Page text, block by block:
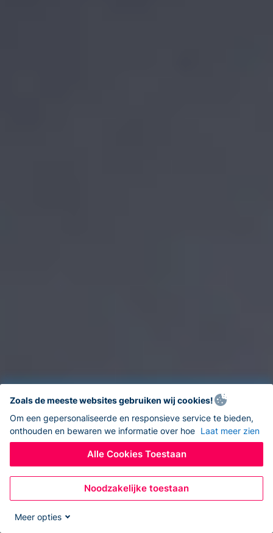
Zoals de meeste websites gebruiken wij cookies!
Om een gepersonaliseerde en responsieve service te bieden,
onthouden en bewaren we informatie over hoe Laat meer zien
Alle Cookies Toestaan
Noodzakelijke toestaan
Meer opties